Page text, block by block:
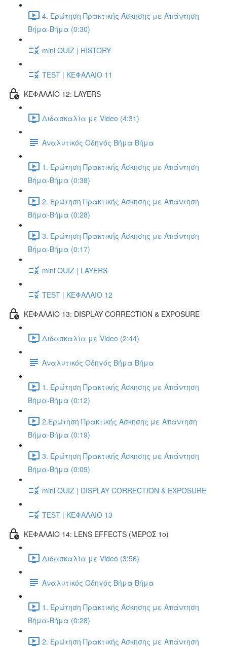
4. Ερώτηση Πρακτικής Άσκησης με Απάντηση
Βήμα-Βήμα (0:30)
mini QUIZ | HISTORY
TEST | ΚΕΦΑΛΑΙΟ 11
ΚΕΦΑΛΑΙΟ 12: LAYERS
Διδασκαλία με Video (4:31)
Αναλυτικός Οδηγός Βήμα Βήμα
1. Ερώτηση Πρακτικής Άσκησης με Απάντηση
Βήμα-Βήμα (0:38)
2. Ερώτηση Πρακτικής Άσκησης με Απάντηση
Βήμα-Βήμα (0:28)
3. Ερώτηση Πρακτικής Άσκησης με Απάντηση
Βήμα-Βήμα (0:17)
mini QUIZ | LAYERS
TEST | ΚΕΦΑΛΑΙΟ 12
ΚΕΦΑΛΑΙΟ 13: DISPLAY CORRECTION & EXPOSURE
Διδασκαλία με Video (2:44)
Αναλυτικός Οδηγός Βήμα Βήμα
1. Ερώτηση Πρακτικής Άσκησης με Απάντηση
Βήμα-Βήμα (0:12)
2.Ερώτηση Πρακτικής Άσκησης με Απάντηση
Βήμα-Βήμα (0:19)
3. Ερώτηση Πρακτικής Άσκησης με Απάντηση
Βήμα-Βήμα (0:09)
mini QUIZ | DISPLAY CORRECTION & EXPOSURE
TEST | ΚΕΦΑΛΑΙΟ 13
ΚΕΦΑΛΑΙΟ 14: LENS EFFECTS (ΜΕΡΟΣ 1ο)
Διδασκαλία με Video (3:56)
Αναλυτικός Οδηγός Βήμα Βήμα
1. Ερώτηση Πρακτικής Άσκησης με Απάντηση
Βήμα-Βήμα (0:28)
2. Ερώτηση Πρακτικής Άσκησης με Απάντηση